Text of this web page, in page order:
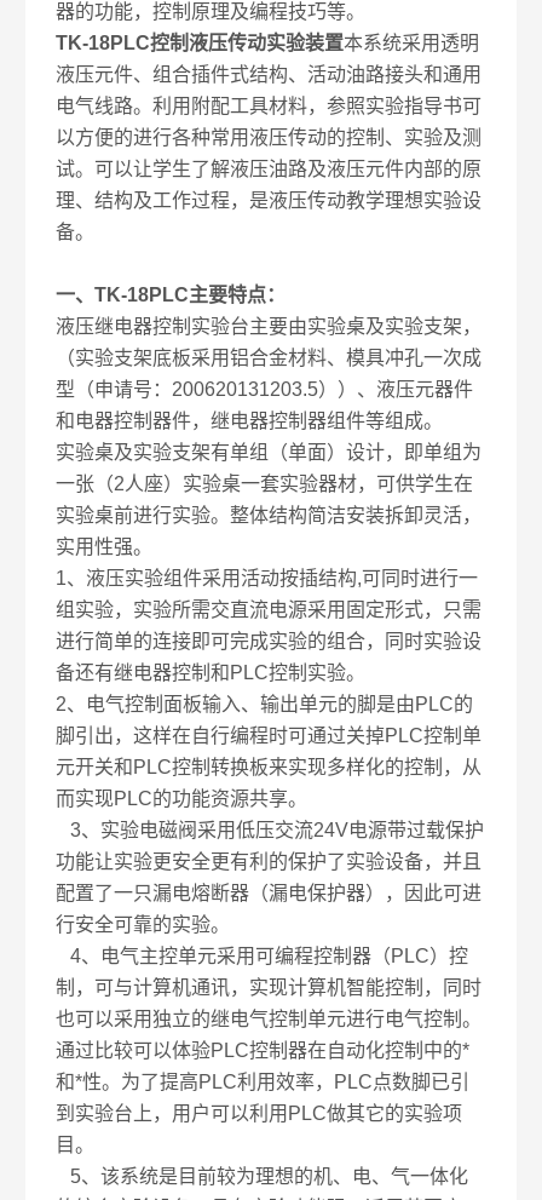
器的功能，控制原理及编程技巧等。
TK-18PLC控制液压传动实验装置本系统采用透明
液压元件、组合插件式结构、活动油路接头和通用
电气线路。利用附配工具材料，参照实验指导书可
以方便的进行各种常用液压传动的控制、实验及测
试。可以让学生了解液压油路及液压元件内部的原
理、结构及工作过程，是液压传动教学理想实验设
备。
一、TK-18PLC主要特点：
液压继电器控制实验台主要由实验桌及实验支架，
（实验支架底板采用铝合金材料、模具冲孔一次成
型（申请号：200620131203.5））、液压元器件
和电器控制器件，继电器控制器组件等组成。
实验桌及实验支架有单组（单面）设计，即单组为
一张（2人座）实验桌一套实验器材，可供学生在
实验桌前进行实验。整体结构简洁安装拆卸灵活，
实用性强。
1、液压实验组件采用活动按插结构,可同时进行一
组实验，实验所需交直流电源采用固定形式，只需
进行简单的连接即可完成实验的组合，同时实验设
备还有继电器控制和PLC控制实验。
2、电气控制面板输入、输出单元的脚是由PLC的
脚引出，这样在自行编程时可通过关掉PLC控制单
元开关和PLC控制转换板来实现多样化的控制，从
而实现PLC的功能资源共享。
3、实验电磁阀采用低压交流24V电源带过载保护
功能让实验更安全更有利的保护了实验设备，并且
配置了一只漏电熔断器（漏电保护器），因此可进
行安全可靠的实验。
4、电气主控单元采用可编程控制器（PLC）控
制，可与计算机通讯，实现计算机智能控制，同时
也可以采用独立的继电气控制单元进行电气控制。
通过比较可以体验PLC控制器在自动化控制中的*
和*性。为了提高PLC利用效率，PLC点数脚已引
到实验台上，用户可以利用PLC做其它的实验项
目。
5、该系统是目前较为理想的机、电、气一体化